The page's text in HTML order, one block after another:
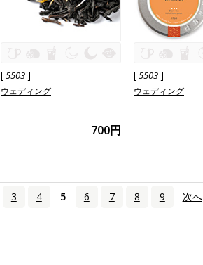
[5503]
ウェディング
700円
[5503]
ウェディング
3 4 5 6 7 8 9 次へ